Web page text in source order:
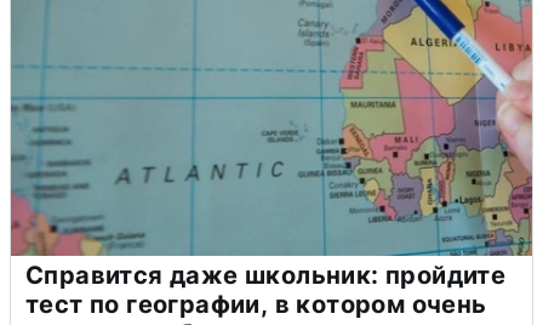
Справится даже школьник: пройдите
тест по географии, в котором очень